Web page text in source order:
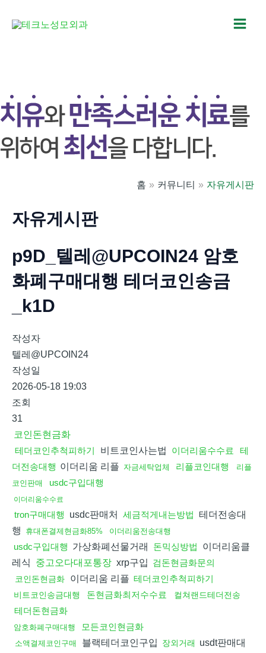
뛰
기
홈 커뮤니티 자유게시판
자유게시판
p9D_텔레@UPCOIN24 암호
화폐구매대행 테더코인송금
_k1D
작성자
텔레@UPCOIN24
작성일
2026-05-18 19:03
조회
31
코인돈현금화
테더코인추척피하기
비트코인사는법 이더리움수수료
테
더전송대행 이더리움 리플 자금세탁업체 리플코인대행
리플
코인판매
usdc구입대행
이더리움수수료
tron구매대행 usdc판매처 세금적게내는방법 테더전송대
행
휴대폰결제현금화85% 이더리움전송대행
usdc구입대행 가상화폐선물거래 돈믹싱방법
이더리움클
레식
중고오다대포통장 xrp구입 검돈현금화문의
코인돈현금화 이더리움 리플 테더코인추척피하기
비트코인송금대행 돈현금화최저수수료 컬쳐랜드테더전송
테더돈현금화
암호화폐구매대행 모든코인현금화
소액결제코인구매 블랙테더코인구입 장외거래
usdt판매대